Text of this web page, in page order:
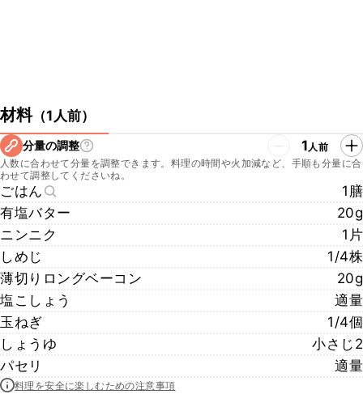
材料（1人前）
分量の調整 1人前
人数に合わせて分量を調整できます。料理の時間や火加減など、手順も分量に合
わせて調整してくださいね。
ごはん
1膳
有塩バター
20g
ニンニク
1片
しめじ
1/4株
薄切りロングベーコン
20g
塩こしょう
適量
玉ねぎ
1/4個
しょうゆ
小さじ2
パセリ
適量
料理を安全に楽しむための注意事項